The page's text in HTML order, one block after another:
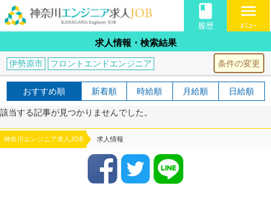
book
履歴
menu
ﾒﾆｭｰ
求人情報・検索結果
条件の変更
伊勢原市 フロントエンドエンジニア
おすすめ順 新着順 時給順 月給順 日給順
該当する記事が見つかりませんでした。
神奈川エンジニア求人JOB 求人情報